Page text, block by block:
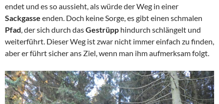
endet und es so aussieht, als würde der Weg in einer
Sackgasse enden. Doch keine Sorge, es gibt einen schmalen
Pfad, der sich durch dasGestrüpp hindurch schlängelt und
weiterführt. Dieser Weg ist zwar nicht immer einfach zu finden,
aber er führt sicher ans Ziel, wenn man ihm aufmerksam folgt.